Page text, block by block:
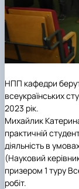
НПП кафедри
всеукраїнських
2023 рік.
Михайлик
практичній
діяльність в
(Науковий
призером 1 туру
робіт.